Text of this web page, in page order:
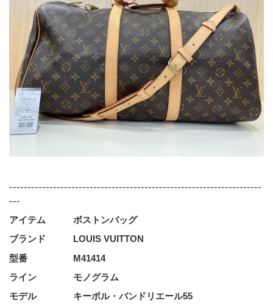
---------------------------------------------------------------------
---
アイテム   ボストンバッグ
ブランド　　　LOUIS VUITTON
型番     M41414
ライン    モノグラム
モデル    キーポル・バンドリエール55